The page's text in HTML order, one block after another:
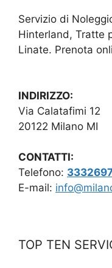
Servizio di
Hinterland, Tratte
Linate. Prenota
INDIRIZZO:
Via Calatafimi 12
20122 Milano MI
CONTATTI:
Telefono:
E-mail:
TOP TEN